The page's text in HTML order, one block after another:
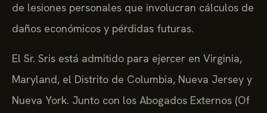
de lesiones personales que involucran cálculos de
daños económicos y pérdidas futuras.
El Sr. Sris está admitido para ejercer en Virginia,
Maryland, el Distrito de Columbia, Nueva Jersey y
Nueva York. Junto con los Abogados Externos (Of